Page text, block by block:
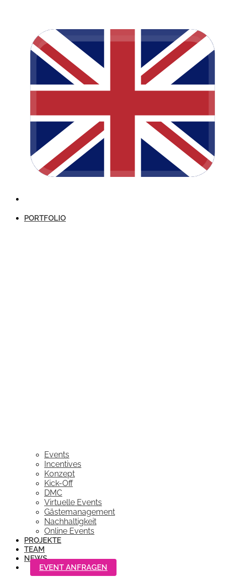
PORTFOLIO
Events
Incentives
Konzept
Kick-Off
DMC
Virtuelle Events
Gästemanagement
Nachhaltigkeit
Online Events
PROJEKTE
TEAM
NEWS
EVENT ANFRAGEN